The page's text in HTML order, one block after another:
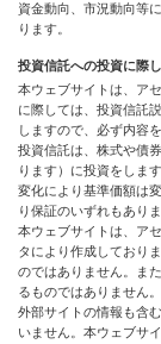
資金動向、市況動向等
ります。
投資信託への投資に際
本ウェブサイトは、ア
に際しては、投資信託
しますので、必ず内容
投資信託は、株式や債
ります）に投資をしま
変化により基準価額は
り保証のいずれもありま
本ウェブサイトは、ア
タにより作成しており
のではありません。ま
るものではありません
外部サイトの情報も含
いません。本ウェブサ